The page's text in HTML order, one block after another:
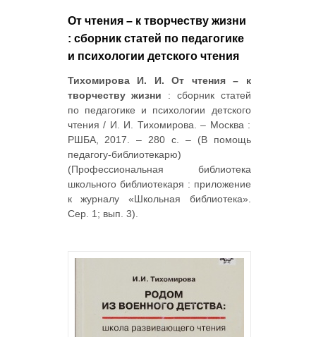
От чтения – к творчеству жизни
: сборник статей по педагогике
и психологии детского чтения
Тихомирова И. И. От чтения – к
творчеству жизни : сборник статей
по педагогике и психологии детского
чтения / И. И. Тихомирова. – Москва :
РШБА, 2017. – 280 с. – (В помощь
педагогу-библиотекарю)
(Профессиональная библиотека
школьного библиотекаря : приложение
к журналу «Школьная библиотека».
Сер. 1; вып. 3).